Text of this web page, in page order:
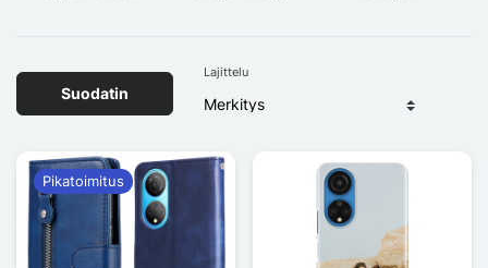
Suodatin
Lajittelu
Pikatoimitus